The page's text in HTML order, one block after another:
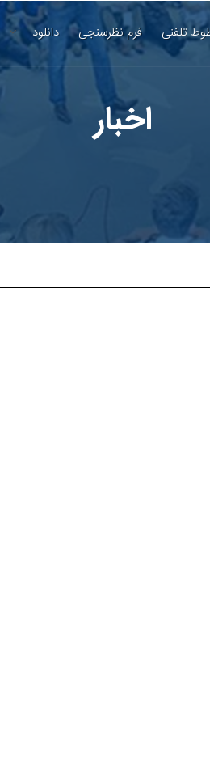
تلفنی فرم نظرسنجی دانلود
اخبار